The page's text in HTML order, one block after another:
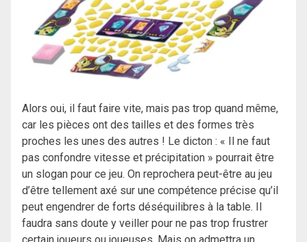
Alors oui, il faut faire vite, mais pas trop quand même,
car les pièces ont des tailles et des formes très
proches les unes des autres ! Le dicton : « Il ne faut
pas confondre vitesse et précipitation » pourrait être
un slogan pour ce jeu. On reprochera peut-être au jeu
d’être tellement axé sur une compétence précise qu’il
peut engendrer de forts déséquilibres à la table. Il
faudra sans doute y veiller pour ne pas trop frustrer